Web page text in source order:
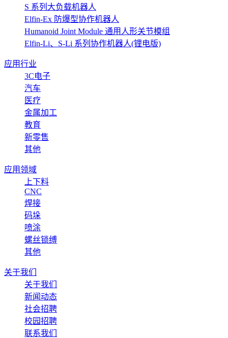
S 系列大负载机器人
Elfin-Ex 防爆型协作机器人
Humanoid Joint Module 通用人形关节模组
Elfin-Li、S-Li 系列协作机器人(锂电版)
应用行业
3C电子
汽车
医疗
金属加工
教育
新零售
其他
应用领域
上下料
CNC
焊接
码垛
喷涂
螺丝锁缚
其他
关于我们
关于我们
新闻动态
社会招聘
校园招聘
联系我们